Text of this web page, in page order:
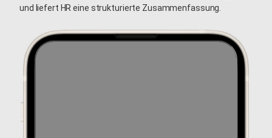
und liefert HR eine strukturierte Zusammenfassung.